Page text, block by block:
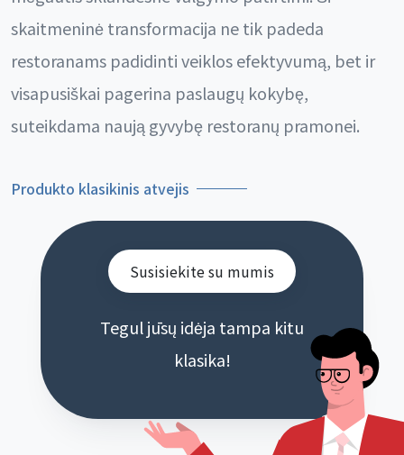
skaitmeninė transformacija ne tik padeda
restoranams padidinti veiklos efektyvumą, bet ir
visapusiškai pagerina paslaugų kokybę,
suteikdama naują gyvybę restoranų pramonei.
Produkto klasikinis atvejis
Susisiekite su mumis
Tegul jūsų idėja tampa kitu
klasika!